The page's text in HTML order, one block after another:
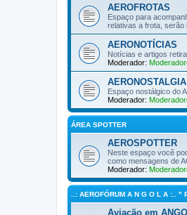
AEROFROTAS
Espaço para
relativas a frota, serão
AERONOTÍCIAS
Notícias e artigos
Moderador:
AERONOSTALGIA
Espaço nostálgico do
Moderador:
ÁREA SPOTTER
AEROSPOTTER
Neste espaço você
como mensagens de
Moderador:
..: AEROFÓRUM A N G O L A :..
Aviação em